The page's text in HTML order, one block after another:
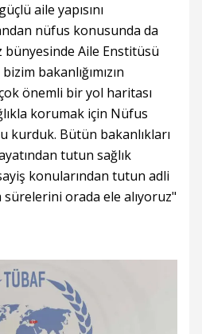
aile yapısını
nüfus konusunda da
bünyesinde Aile Enstitüsü
bakanlığımızın
önemli bir yol haritası
korumak için Nüfus
kurduk. Bütün bakanlıkları
tutun sağlık
konularından tutun adli
orada ele alıyoruz"